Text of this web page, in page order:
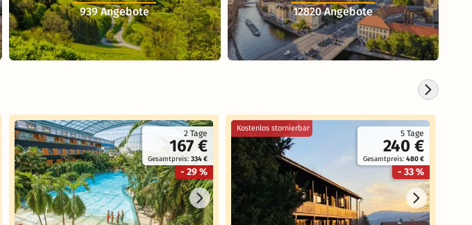
939 Angebote 12820 Angebote
2 Tage
167 €
Gesamtpreis: 334 €
- 29 %
5 Tage
240 €
Gesamtpreis: 480 €
- 33 %
Kostenlos stornierbar